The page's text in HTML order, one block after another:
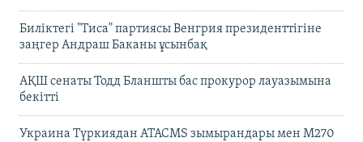
Биліктегі "Тиса" партиясы Венгрия президенттігіне
заңгер Андраш Баканы ұсынбақ
АҚШ сенаты Тодд Бланшты бас прокурор лауазымына
бекітті
Украина Түркиядан ATACMS зымырандары мен M270